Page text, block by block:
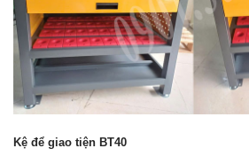
Kệ để giao tiện BT40